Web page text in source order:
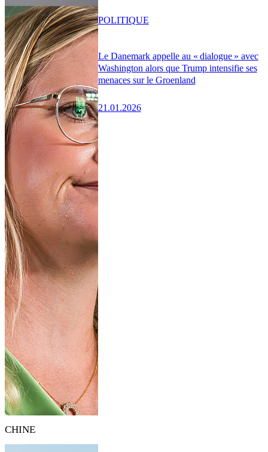
Le Danemark appelle au « dialogue » avec
Washington alors que Trump intensifie ses
menaces sur le Groenland
21.01.2026
POLITIQUE
CHINE